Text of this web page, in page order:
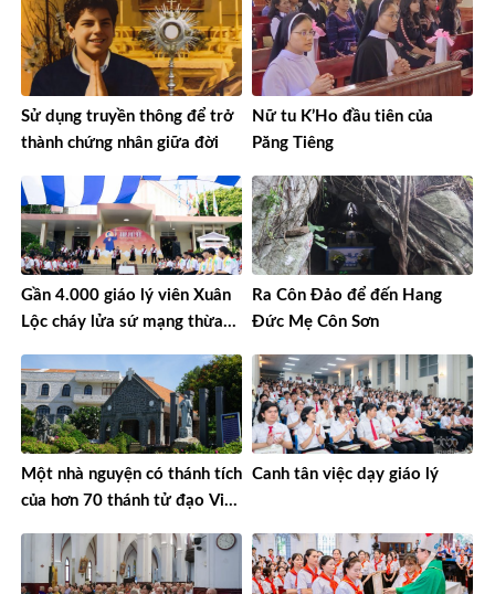
Sử dụng truyền thông để trở
thành chứng nhân giữa đời
Nữ tu K’Ho đầu tiên của
Păng Tiêng
Gần 4.000 giáo lý viên Xuân
Lộc cháy lửa sứ mạng thừa
Ra Côn Đảo để đến Hang
Đức Mẹ Côn Sơn
Một nhà nguyện có thánh tích
của hơn 70 thánh tử đạo Việt
Canh tân việc dạy giáo lý